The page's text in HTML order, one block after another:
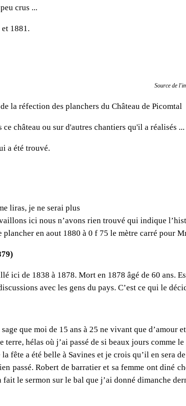
crus ...
1881.
Source de
la réfection des planchers du Château de Picomtal
château ou sur d'autres chantiers qu'il a réalisés
a été trouvé.
liras, je ne serai plus
ici nous n’avons rien trouvé qui indique
en aout 1880 à 0 f 75 le mètre carré pour
ici de 1838 à 1878. Mort en 1878 âgé de 60 ans.
avec les gens du pays. C’est ce qui le
que moi de 15 ans à 25 ne vivant que d’amour
terre, hélas où j’ai passé de si beaux jours comme
fête a été belle à Savines et je crois qu’il en sera
passé. Robert de barratier et sa femme ont
le sermon sur le bal que j’ai donné dimanche